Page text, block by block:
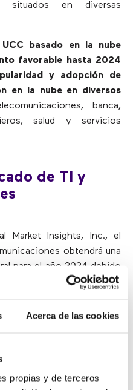
Acerca de las cookies
propias y de terceros
situados en diversas
basado en la nube
favorable hasta 2024
y adopción de
en la nube en diversos
banca,
salud y servicios
de TI y
Market Insights, Inc., el
obtendrá una
para el año 2024 debido
de la tecnología
y la disponibilidad de red
por parte de las
global extensa.